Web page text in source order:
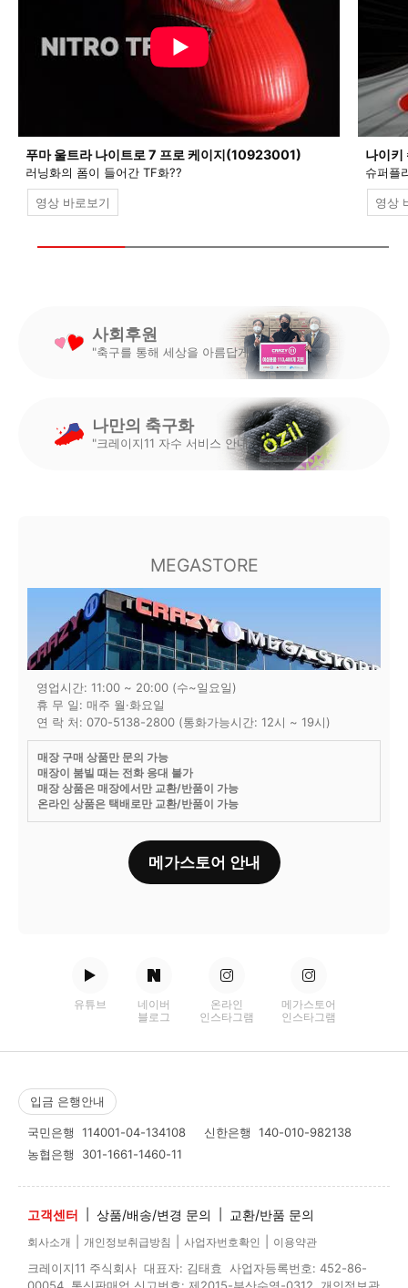
푸마 울트라 나이트로 7 프로 케이지(10923001)
러닝화의 폼이 들어간 TF화??
영상 바로보기
나이
슈퍼플
영상
사회후원
"축구를 통해 세상을 아름답게"
나만의 축구화
"크레이지11 자수 서비스 안내"
MEGASTORE
영업시간: 11:00 ~ 20:00 (수~일요일)
휴 무 일: 매주 월·화요일
연 락 처: 070-5138-2800 (통화가능시간: 12시 ~ 19시)
매장 구매 상품만 문의 가능
매장이 붐빌 때는 전화 응대 불가
매장 상품은 매장에서만 교환/반품이 가능
온라인 상품은 택배로만 교환/반품이 가능
메가스토어 안내
유튜브
네이버
블로그
온라인
인스타그램
메가스토어
인스타그램
입금 은행안내
국민은행 114001-04-134108 신한은행 140-010-982138
농협은행 301-1661-1460-11
고객센터 상품/배송/변경 문의 교환/반품 문의
회사소개 개인정보취급방침 사업자번호확인 이용약관
크레이지11 주식회사 대표자: 김태효 사업자등록번호: 452-86-